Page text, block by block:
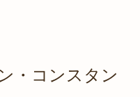
・コンスタン